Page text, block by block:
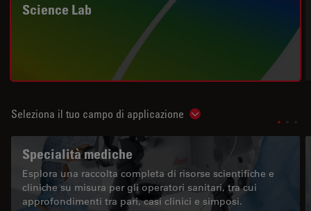
Science Lab
Seleziona il tuo campo di applicazione Show subnavigation
Specialità mediche
Esplora una raccolta completa di risorse scientifiche e
cliniche su misura per gli operatori sanitari, tra cui
approfondimenti tra pari, casi clinici e simposi.